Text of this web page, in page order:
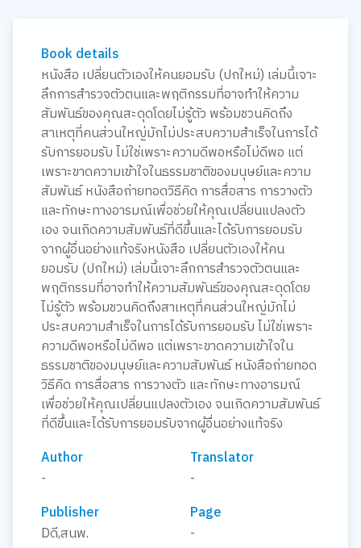
Book details
หนังสือ เปลี่ยนตัวเองให้คนยอมรับ (ปกใหม่) เล่มนี้เจาะ
ลึกการสำรวจตัวตนและพฤติกรรมที่อาจทำให้ความ
สัมพันธ์ของคุณสะดุดโดยไม่รู้ตัว พร้อมชวนคิดถึง
สาเหตุที่คนส่วนใหญ่มักไม่ประสบความสำเร็จในการได้
รับการยอมรับ ไม่ใช่เพราะความดีพอหรือไม่ดีพอ แต่
เพราะขาดความเข้าใจในธรรมชาติของมนุษย์และความ
สัมพันธ์ หนังสือถ่ายทอดวิธีคิด การสื่อสาร การวางตัว
และทักษะทางอารมณ์เพื่อช่วยให้คุณเปลี่ยนแปลงตัว
เอง จนเกิดความสัมพันธ์ที่ดีขึ้นและได้รับการยอมรับ
จากผู้อื่นอย่างแท้จริงหนังสือ เปลี่ยนตัวเองให้คน
ยอมรับ (ปกใหม่) เล่มนี้เจาะลึกการสำรวจตัวตนและ
พฤติกรรมที่อาจทำให้ความสัมพันธ์ของคุณสะดุดโดย
ไม่รู้ตัว พร้อมชวนคิดถึงสาเหตุที่คนส่วนใหญ่มักไม่
ประสบความสำเร็จในการได้รับการยอมรับ ไม่ใช่เพราะ
ความดีพอหรือไม่ดีพอ แต่เพราะขาดความเข้าใจใน
ธรรมชาติของมนุษย์และความสัมพันธ์ หนังสือถ่ายทอด
วิธีคิด การสื่อสาร การวางตัว และทักษะทางอารมณ์
เพื่อช่วยให้คุณเปลี่ยนแปลงตัวเอง จนเกิดความสัมพันธ์
ที่ดีขึ้นและได้รับการยอมรับจากผู้อื่นอย่างแท้จริง
Author
-
Translator
-
Publisher
Dดี,สนพ.
Page
-